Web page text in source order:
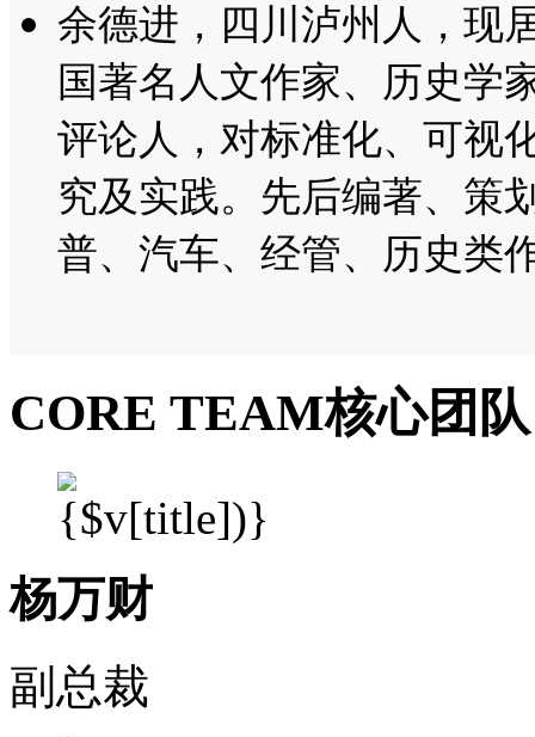
余德进， 四川泸州人，现
国著名人文作家、历史学
评论人，对标准化、可视
究及实践。先后编著、策
普、汽车、经管、历史类
CORE TEAM核心团队
杨万财
副总裁